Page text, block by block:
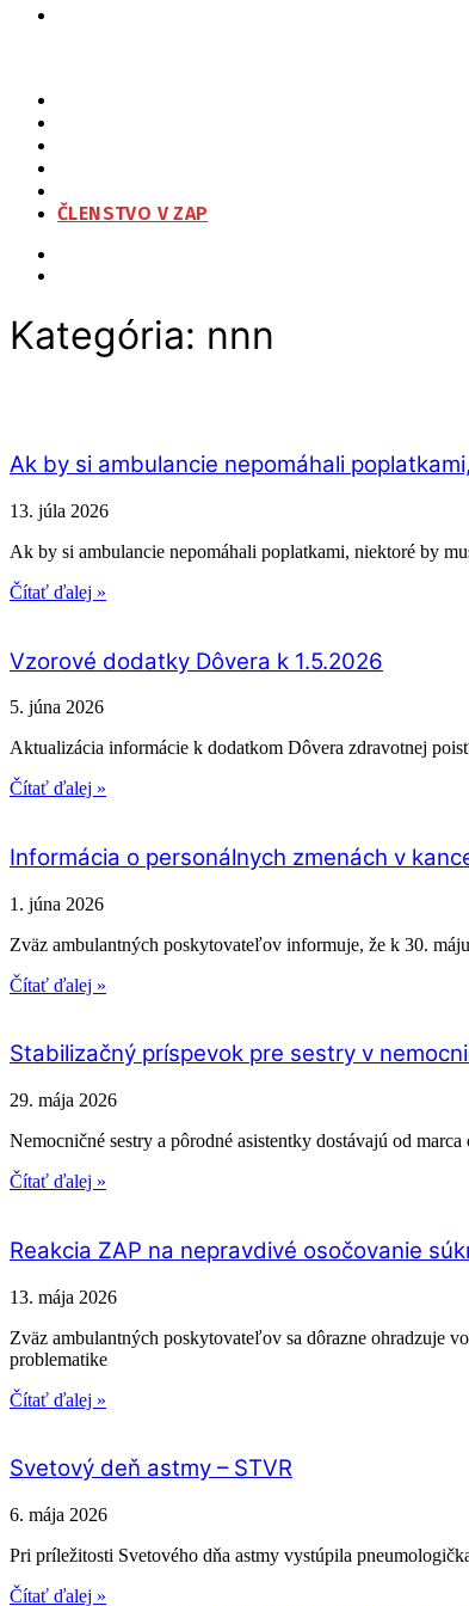
ČLENSTVO V ZAP
Kategória: nnn
Ak by si ambulancie nepomáhali
13. júla 2026
Ak by si ambulancie nepomáhali poplatkami, niektoré by
Čítať ďalej »
Vzorové dodatky Dôvera k 1.5.2026
5. júna 2026
Aktualizácia informácie k dodatkom Dôvera zdravotnej
Čítať ďalej »
Informácia o personálnych zmenách v
1. júna 2026
Zväz ambulantných poskytovateľov informuje, že k 30.
Čítať ďalej »
Stabilizačný príspevok pre sestry v
29. mája 2026
Nemocničné sestry a pôrodné asistentky dostávajú od
Čítať ďalej »
Reakcia ZAP na nepravdivé osočovanie
13. mája 2026
Zväz ambulantných poskytovateľov sa dôrazne ohradzuje
problematike
Čítať ďalej »
Svetový deň astmy – STVR
6. mája 2026
Pri príležitosti Svetového dňa astmy vystúpila
Čítať ďalej »